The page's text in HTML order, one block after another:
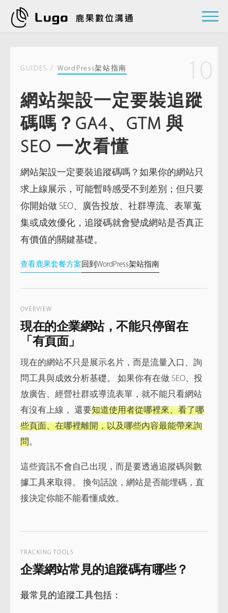
GUIDES / WordPress架站指南
網站架設一定要裝追蹤
碼嗎？GA4、GTM 與
SEO 一次看懂
10
網站架設一定要裝追蹤碼嗎？如果你的網站只
求上線展示，可能暫時感受不到差別；但只要
你開始做 SEO、廣告投放、社群導流、表單蒐
集或成效優化，追蹤碼就會變成網站是否真正
有價值的關鍵基礎。
查看鹿果套餐方案 回到WordPress架站指南
OVERVIEW
現在的企業網站，不能只停留在
「有頁面」
現在的網站不只是展示名片，而是流量入口、詢
問工具與成效分析基礎。 如果你有在做 SEO、投
放廣告、經營社群或導流表單，就不能只看網站
有沒有上線， 還要知道使用者從哪裡來、看了哪
些頁面、在哪裡離開，以及哪些內容最能帶來詢
問。
這些資訊不會自己出現，而是要透過追蹤碼與數
據工具來取得。 換句話說，網站是否能埋碼，直
接決定你能不能看懂成效。
TRACKING TOOLS
企業網站常見的追蹤碼有哪些？
最常見的追蹤工具包括：